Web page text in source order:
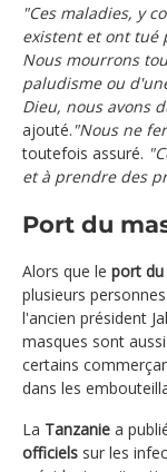
"Ces maladies, y
existent et ont tué
Nous mourrons
paludisme ou
Dieu, nous avons
ajouté. "Nous ne
toutefois assuré.
et à prendre des
Port du
Alors que le port
plusieurs
l'ancien président
masques sont
certains
dans les
La Tanzanie a
officiels sur les